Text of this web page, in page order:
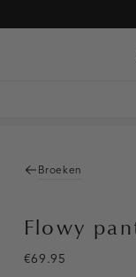
Broeken
Flowy
€69.95